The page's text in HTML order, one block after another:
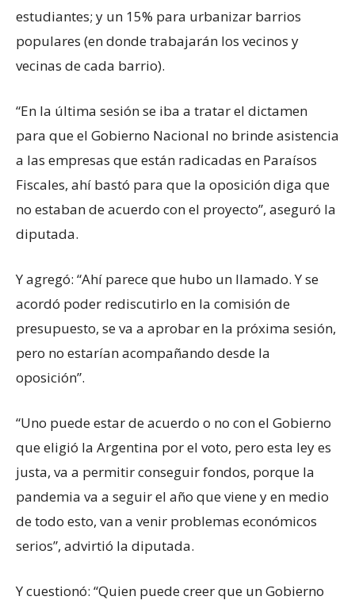
estudiantes; y un 15% para urbanizar barrios
populares (en donde trabajarán los vecinos y
vecinas de cada barrio).
“En la última sesión se iba a tratar el dictamen
para que el Gobierno Nacional no brinde asistencia
a las empresas que están radicadas en Paraísos
Fiscales, ahí bastó para que la oposición diga que
no estaban de acuerdo con el proyecto”, aseguró la
diputada.
Y agregó: “Ahí parece que hubo un llamado. Y se
acordó poder rediscutirlo en la comisión de
presupuesto, se va a aprobar en la próxima sesión,
pero no estarían acompañando desde la
oposición”.
“Uno puede estar de acuerdo o no con el Gobierno
que eligió la Argentina por el voto, pero esta ley es
justa, va a permitir conseguir fondos, porque la
pandemia va a seguir el año que viene y en medio
de todo esto, van a venir problemas económicos
serios”, advirtió la diputada.
Y cuestionó: “Quien puede creer que un Gobierno